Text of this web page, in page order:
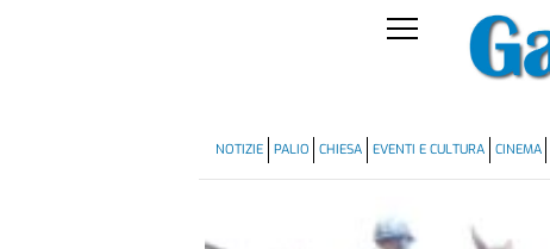
NOTIZIE PALIO CHIESA EVENTI E CULTURA CINEMA